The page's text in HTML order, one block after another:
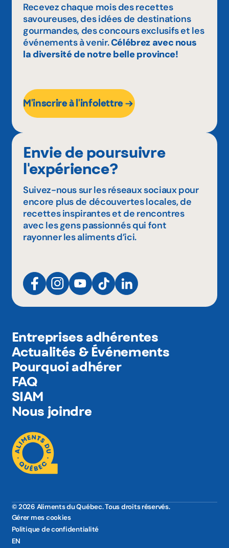
Recevez chaque mois des recettes
savoureuses, des idées de destinations
gourmandes, des concours exclusifs et les
événements à venir.Célébrez avec nous
la diversité de notre belle province!
M'inscrire à l'infolettre
Envie de poursuivre
l'expérience?
Suivez-nous sur les réseaux sociaux pour
encore plus de découvertes locales, de
recettes inspirantes et de rencontres
avec les gens passionnés qui font
rayonner les aliments d’ici.
Entreprises adhérentes
Actualités & Événements
Pourquoi adhérer
FAQ
SIAM
Nous joindre
© 2026 Aliments du Québec. Tous droits réservés.
Gérer mes cookies
Politique de confidentialité
EN